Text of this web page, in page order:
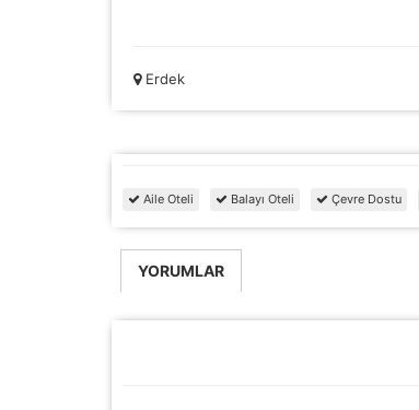
Erdek
Aile Oteli Balayı Oteli Çevre Dostu
YORUMLAR